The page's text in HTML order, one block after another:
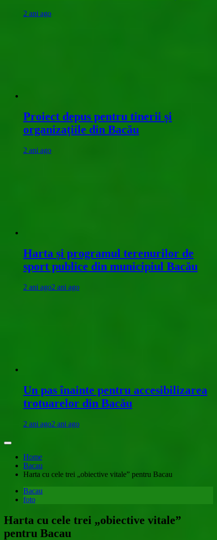
2 ani ago
Proiect depus pentru tinerii și
organizațiile din Bacău
2 ani ago
Harta și programul terenurilor de
sport publice din municipiul Bacău
2 ani ago2 ani ago
Un pas înainte pentru accesibilizarea
trotuarelor din Bacău
2 ani ago2 ani ago
Home
Bacau
Harta cu cele trei „obiective vitale” pentru Bacau
Bacau
foto
Harta cu cele trei „obiective vitale”
pentru Bacau